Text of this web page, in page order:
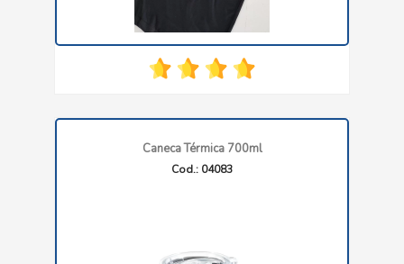
Caneca Térmica 700ml
Cod.: 04083